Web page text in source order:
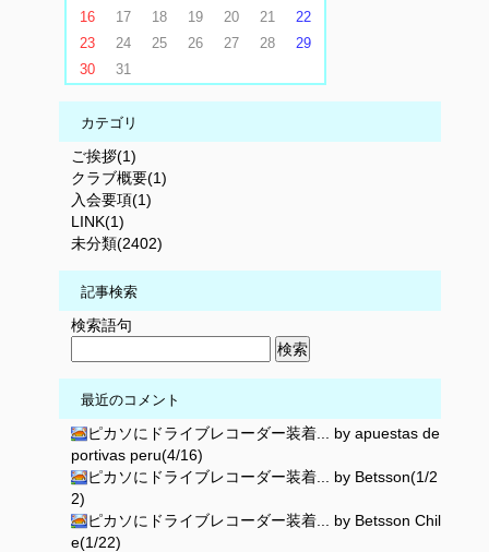
16
17 18 19 20 21
22
23
24 25 26 27 28
29
30
31
カテゴリ
ご挨拶(1)
クラブ概要(1)
入会要項(1)
LINK(1)
未分類(2402)
記事検索
検索語句
最近のコメント
ピカソにドライブレコーダー装着... by apuestas de
portivas peru(4/16)
ピカソにドライブレコーダー装着... by Betsson(1/2
2)
ピカソにドライブレコーダー装着... by Betsson Chil
e(1/22)